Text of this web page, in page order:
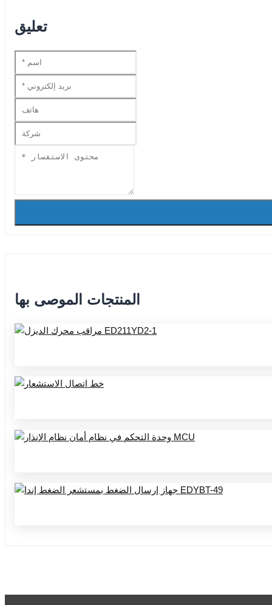
تعليق
المنتجات الموصى بها